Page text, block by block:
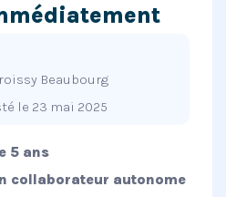
Beaubourg
le 23 mai 2025
5 ans
collaborateur autonome